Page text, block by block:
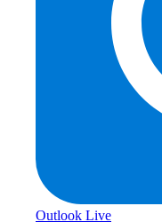
Outlook Live